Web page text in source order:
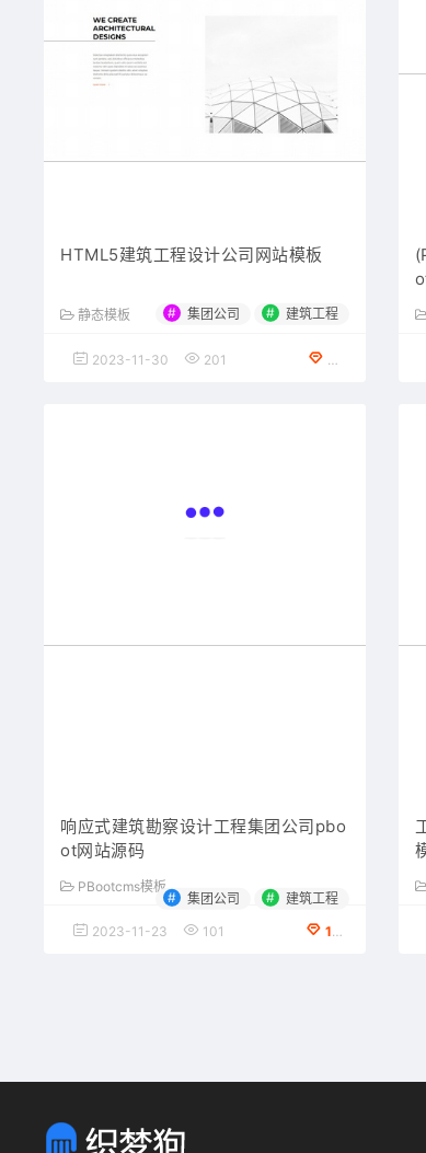
HTML5建筑工程设计公司网站模板
静态模板 # 集团公司 # 建筑工程
2023-11-30 201
响应式建筑勘察设计工程集团公司pbo
ot网站源码
PBootcms模板
# 集团公司 # 建筑工程
2023-11-23 101 100金币下载